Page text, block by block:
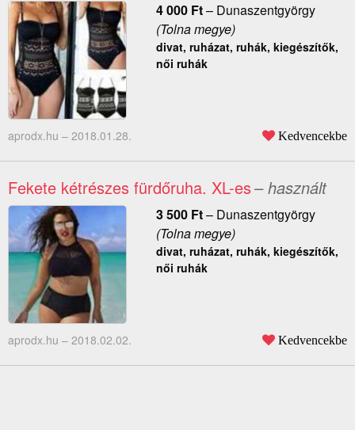
4 000 Ft– Dunaszentgyörgy
(Tolna megye)
divat, ruházat, ruhák, kiegészítők,
női ruhák
aprodx.hu – 2018.01.28. Kedvencekbe
Fekete kétrészes fürdőruha. XL-es– használt
3 500 Ft– Dunaszentgyörgy
(Tolna megye)
divat, ruházat, ruhák, kiegészítők,
női ruhák
aprodx.hu – 2018.02.02. Kedvencekbe